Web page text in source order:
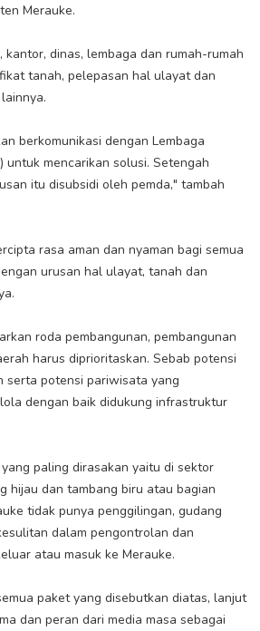
Merauke.
kantor, dinas, lembaga dan rumah-rumah
tanah, pelepasan hal ulayat dan
berkomunikasi dengan Lembaga
untuk mencarikan solusi. Setengah
itu disubsidi oleh pemda," tambah
rasa aman dan nyaman bagi semua
urusan hal ulayat, tanah dan
roda pembangunan, pembangunan
harus diprioritaskan. Sebab potensi
serta potensi pariwisata yang
dengan baik didukung infrastruktur
paling dirasakan yaitu di sektor
hijau dan tambang biru atau bagian
tidak punya penggilingan, gudang
dalam pengontrolan dan
atau masuk ke Merauke.
paket yang disebutkan diatas, lanjut
dan peran dari media masa sebagai